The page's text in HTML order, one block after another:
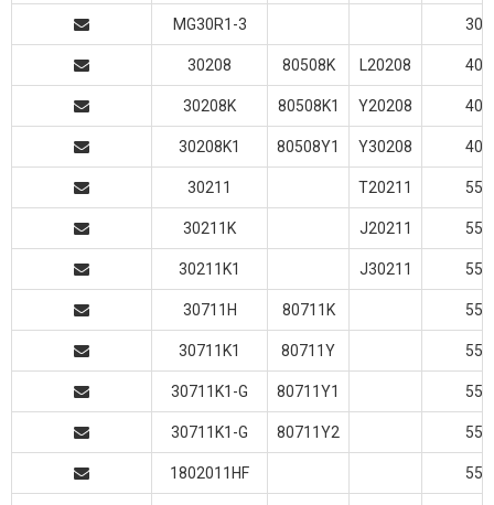
MG30R1-3 30
30208 80508K L20208 40
30208K 80508K1 Y20208 40
30208K1 80508Y1 Y30208 40
30211 T20211 55
30211K J20211 55
30211K1 J30211 55
30711H 80711K 55
30711K1 80711Y 55
30711K1-G 80711Y1 55
30711K1-G 80711Y2 55
1802011HF 55